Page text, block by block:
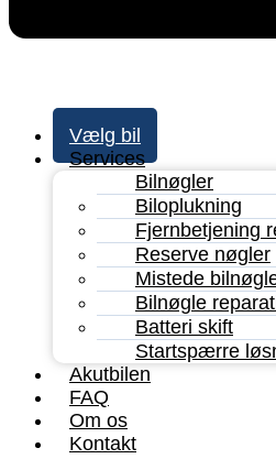
Vælg bil
Services
Bilnøgler
Biloplukning
Fjernbetjening
Reserve nøgler
Mistede
Bilnøgle
Batteri skift
Startspærre
Akutbilen
FAQ
Om os
Kontakt